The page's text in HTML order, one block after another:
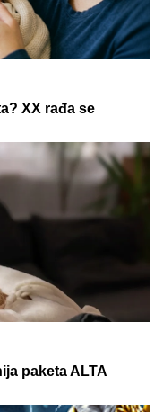
пљускови